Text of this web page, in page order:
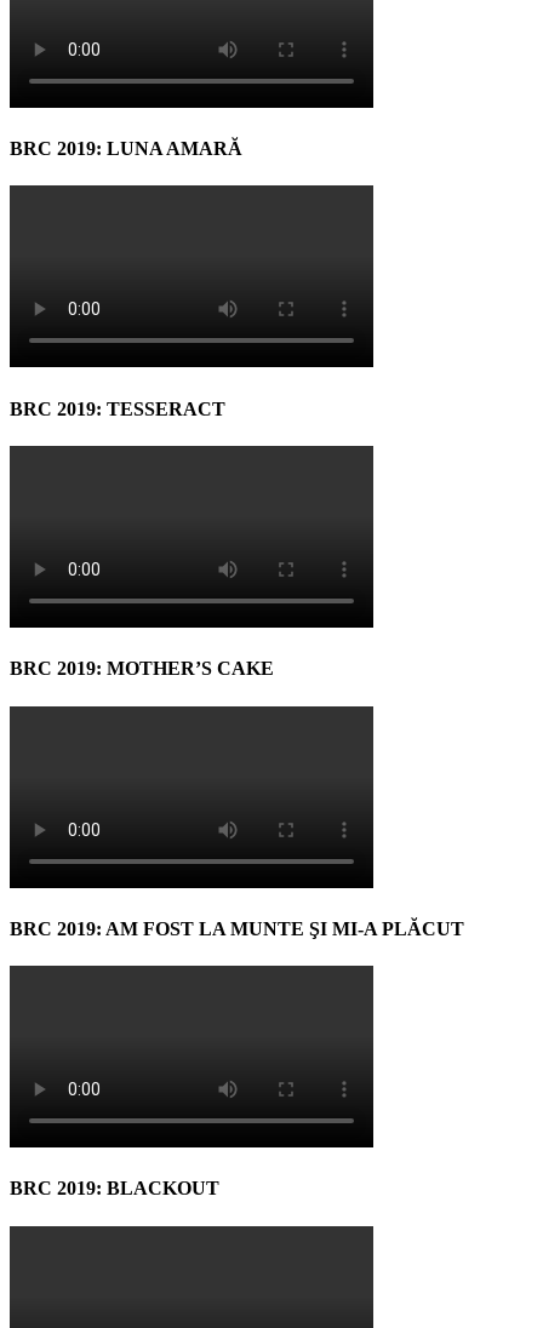
BRC 2019: LUNA AMARĂ
BRC 2019: TESSERACT
BRC 2019: MOTHER’S CAKE
BRC 2019: AM FOST LA MUNTE ŞI MI-A PLĂCUT
BRC 2019: BLACKOUT